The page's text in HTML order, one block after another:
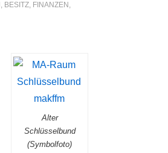
, BESITZ, FINANZEN ,
Alter
Schlüsselbund
(Symbolfoto)